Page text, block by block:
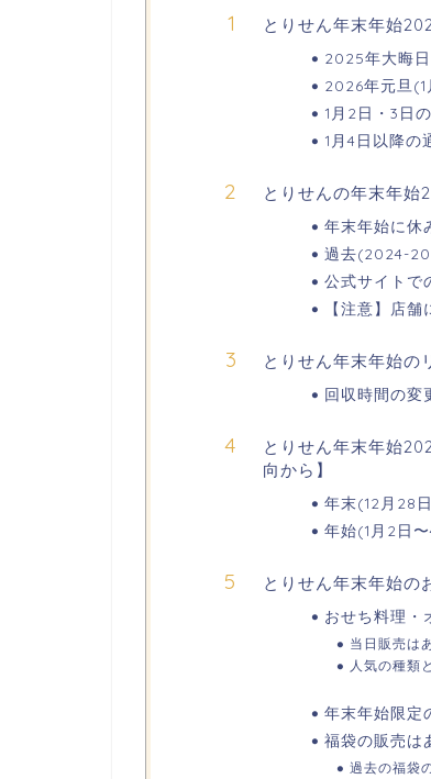
とりせん年末年始
2025年大晦
2026年元旦(1
1月2日・3日
1月4日以降の
とりせんの年末年
年末年始に休
過去(2024-
公式サイトで
【注意】店
とりせん年末年始の
回収時間の変
とりせん年末年始
向から】
年末(12月28
年始(1月2日
とりせん年末年始の
おせち料理・
当日販売は
人気の種類
年末年始限定
福袋の販売は
過去の福袋